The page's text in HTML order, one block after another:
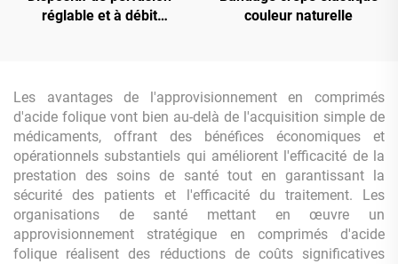
réglable et à débit
couleur naturelle
Les avantages de l'approvisionnement en comprimés
d'acide folique vont bien au-delà de l'acquisition simple de
médicaments, offrant des bénéfices économiques et
opérationnels substantiels qui améliorent l'efficacité de la
prestation des soins de santé tout en garantissant la
sécurité des patients et l'efficacité du traitement. Les
organisations de santé mettant en œuvre un
approvisionnement stratégique en comprimés d'acide
folique réalisent des réductions de coûts significatives